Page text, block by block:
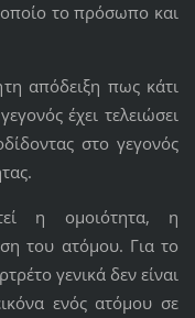
το πρόσωπο και
απόδειξη πως κάτι
έχει τελειώσει
στο γεγονός
η ομοιότητα, η
του ατόμου. Για το
γενικά δεν είναι
ενός ατόμου σε